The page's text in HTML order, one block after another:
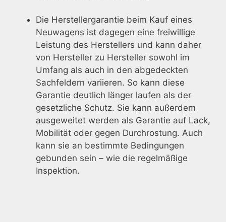
Die Herstellergarantie beim Kauf eines
Neuwagens ist dagegen eine freiwillige
Leistung des Herstellers und kann daher
von Hersteller zu Hersteller sowohl im
Umfang als auch in den abgedeckten
Sachfeldern variieren. So kann diese
Garantie deutlich länger laufen als der
gesetzliche Schutz. Sie kann außerdem
ausgeweitet werden als Garantie auf Lack,
Mobilität oder gegen Durchrostung. Auch
kann sie an bestimmte Bedingungen
gebunden sein – wie die regelmäßige
Inspektion.